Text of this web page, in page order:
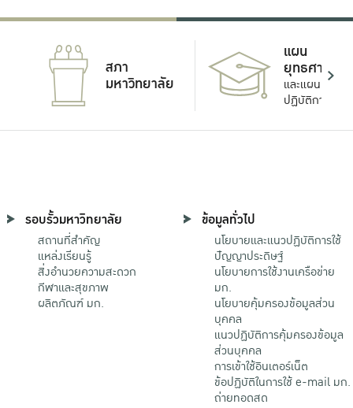
สภา
มหาวิทยาลัย
แผน
ยุทธศาสตร์
และแผน
ปฏิบัติการ
รอบรั้วมหาวิทยาลัย
สถานที่สำคัญ
แหล่งเรียนรู้
สิ่งอำนวยความสะดวก
กีฬาและสุขภาพ
ผลิตภัณฑ์ มก.
ข้อมูลทั่วไป
นโยบายและแนวปฏิบัติการใช้
ปัญญาประดิษฐ์
นโยบายการใช้งานเครือข่าย
มก.
นโยบายคุ้มครองข้อมูลส่วน
บุคคล
แนวปฏิบัติการคุ้มครองข้อมูล
ส่วนบุคคล
การเข้าใช้อินเตอร์เน็ต
ข้อปฏิบัติในการใช้ e-mail มก.
ถ่ายทอดสด